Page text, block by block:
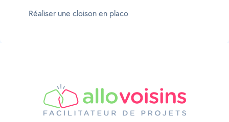
Réaliser une cloison en placo